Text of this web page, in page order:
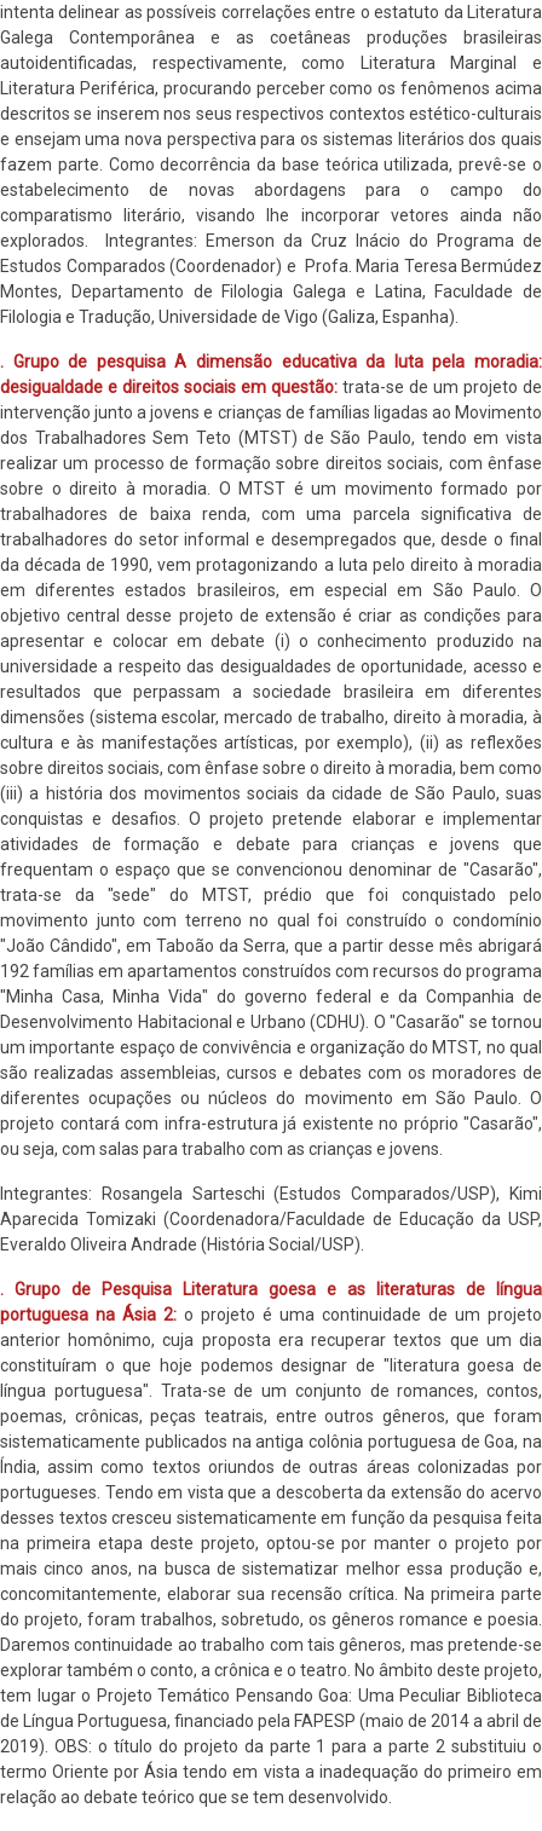
intenta delinear as possíveis correlações entre o estatuto da Literatura
Galega Contemporânea e as coetâneas produções brasileiras
autoidentificadas, respectivamente, como Literatura Marginal e
Literatura Periférica, procurando perceber como os fenômenos acima
descritos se inserem nos seus respectivos contextos estético-culturais
e ensejam uma nova perspectiva para os sistemas literários dos quais
fazem parte. Como decorrência da base teórica utilizada, prevê-se o
estabelecimento de novas abordagens para o campo do
comparatismo literário, visando lhe incorporar vetores ainda não
explorados. Integrantes: Emerson da Cruz Inácio do Programa de
Estudos Comparados (Coordenador) e Profa. Maria Teresa Bermúdez
Montes, Departamento de Filologia Galega e Latina, Faculdade de
Filologia e Tradução, Universidade de Vigo (Galiza, Espanha).
. Grupo de pesquisa A dimensão educativa da luta pela moradia:
desigualdade e direitos sociais em questão: trata-se de um projeto de
intervenção junto a jovens e crianças de famílias ligadas ao Movimento
dos Trabalhadores Sem Teto (MTST) de São Paulo, tendo em vista
realizar um processo de formação sobre direitos sociais, com ênfase
sobre o direito à moradia. O MTST é um movimento formado por
trabalhadores de baixa renda, com uma parcela significativa de
trabalhadores do setor informal e desempregados que, desde o final
da década de 1990, vem protagonizando a luta pelo direito à moradia
em diferentes estados brasileiros, em especial em São Paulo. O
objetivo central desse projeto de extensão é criar as condições para
apresentar e colocar em debate (i) o conhecimento produzido na
universidade a respeito das desigualdades de oportunidade, acesso e
resultados que perpassam a sociedade brasileira em diferentes
dimensões (sistema escolar, mercado de trabalho, direito à moradia, à
cultura e às manifestações artísticas, por exemplo), (ii) as reflexões
sobre direitos sociais, com ênfase sobre o direito à moradia, bem como
(iii) a história dos movimentos sociais da cidade de São Paulo, suas
conquistas e desafios. O projeto pretende elaborar e implementar
atividades de formação e debate para crianças e jovens que
frequentam o espaço que se convencionou denominar de "Casarão",
trata-se da "sede" do MTST, prédio que foi conquistado pelo
movimento junto com terreno no qual foi construído o condomínio
"João Cândido", em Taboão da Serra, que a partir desse mês abrigará
192 famílias em apartamentos construídos com recursos do programa
"Minha Casa, Minha Vida" do governo federal e da Companhia de
Desenvolvimento Habitacional e Urbano (CDHU). O "Casarão" se tornou
um importante espaço de convivência e organização do MTST, no qual
são realizadas assembleias, cursos e debates com os moradores de
diferentes ocupações ou núcleos do movimento em São Paulo. O
projeto contará com infra-estrutura já existente no próprio "Casarão",
ou seja, com salas para trabalho com as crianças e jovens.
Integrantes: Rosangela Sarteschi (Estudos Comparados/USP), Kimi
Aparecida Tomizaki (Coordenadora/Faculdade de Educação da USP,
Everaldo Oliveira Andrade (História Social/USP).
. Grupo de Pesquisa Literatura goesa e as literaturas de língua
portuguesa na Ásia 2: o projeto é uma continuidade de um projeto
anterior homônimo, cuja proposta era recuperar textos que um dia
constituíram o que hoje podemos designar de "literatura goesa de
língua portuguesa". Trata-se de um conjunto de romances, contos,
poemas, crônicas, peças teatrais, entre outros gêneros, que foram
sistematicamente publicados na antiga colônia portuguesa de Goa, na
Índia, assim como textos oriundos de outras áreas colonizadas por
portugueses. Tendo em vista que a descoberta da extensão do acervo
desses textos cresceu sistematicamente em função da pesquisa feita
na primeira etapa deste projeto, optou-se por manter o projeto por
mais cinco anos, na busca de sistematizar melhor essa produção e,
concomitantemente, elaborar sua recensão crítica. Na primeira parte
do projeto, foram trabalhos, sobretudo, os gêneros romance e poesia.
Daremos continuidade ao trabalho com tais gêneros, mas pretende-se
explorar também o conto, a crônica e o teatro. No âmbito deste projeto,
tem lugar o Projeto Temático Pensando Goa: Uma Peculiar Biblioteca
de Língua Portuguesa, financiado pela FAPESP (maio de 2014 a abril de
2019). OBS: o título do projeto da parte 1 para a parte 2 substituiu o
termo Oriente por Ásia tendo em vista a inadequação do primeiro em
relação ao debate teórico que se tem desenvolvido.